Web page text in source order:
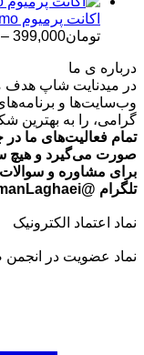
اکانت پرمیوم Puzzmo - سایت پازل و بازی های فکری
تومان399,000
–
درباره ی ما
در میدنایت شاپ هدف
وب‌سایت‌ها و
گرامی، را به بهترین
تمام فعالیت‌های ما
صورت می‌گیرد و هیچ
برای مشاوره و سوالات
تلگرام @ArmanLaghaei در ارتباط باشید.
نماد اعتماد الکترونیک
نماد عضویت در انجمن